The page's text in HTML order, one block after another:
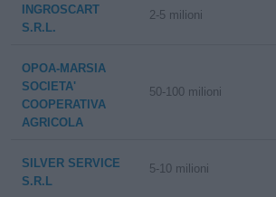
INGROSCART
S.R.L.
2-5 milioni
OPOA-MARSIA
SOCIETA'
COOPERATIVA
AGRICOLA
50-100 milioni
SILVER SERVICE
S.R.L
5-10 milioni